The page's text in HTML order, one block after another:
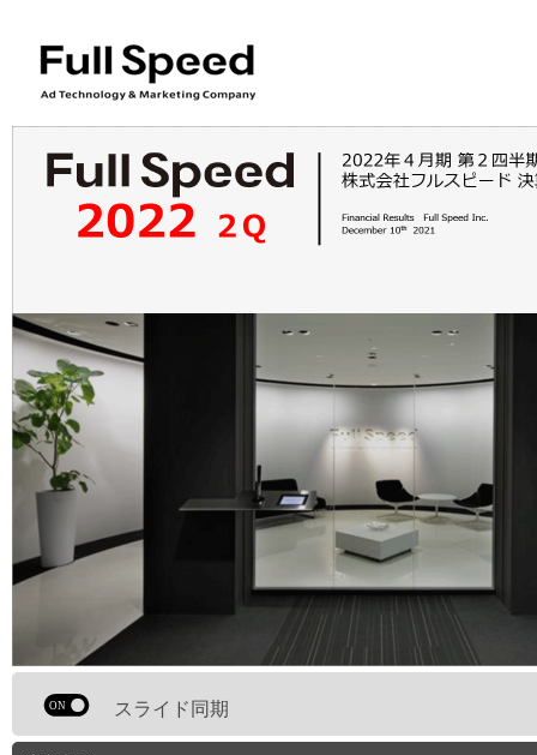
スライド同期